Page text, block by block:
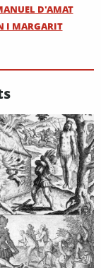
D'AMAT
I MARGARIT